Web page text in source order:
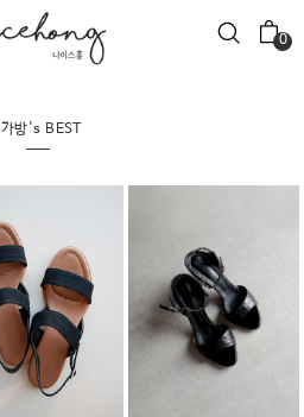
0
가방's BEST